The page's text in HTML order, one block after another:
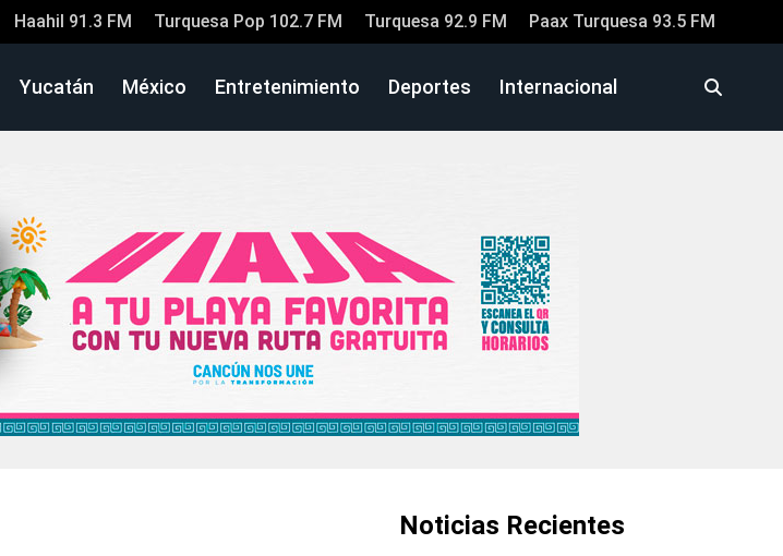
Haahil 91.3 FM Turquesa Pop 102.7 FM Turquesa 92.9 FM Paax Turquesa 93.5 FM
Yucatán México Entretenimiento Deportes Internacional
Noticias Recientes